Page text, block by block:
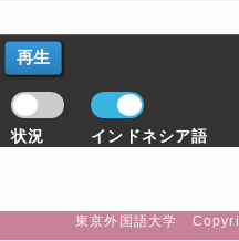
状況 インドネシア語
東京外国語大学